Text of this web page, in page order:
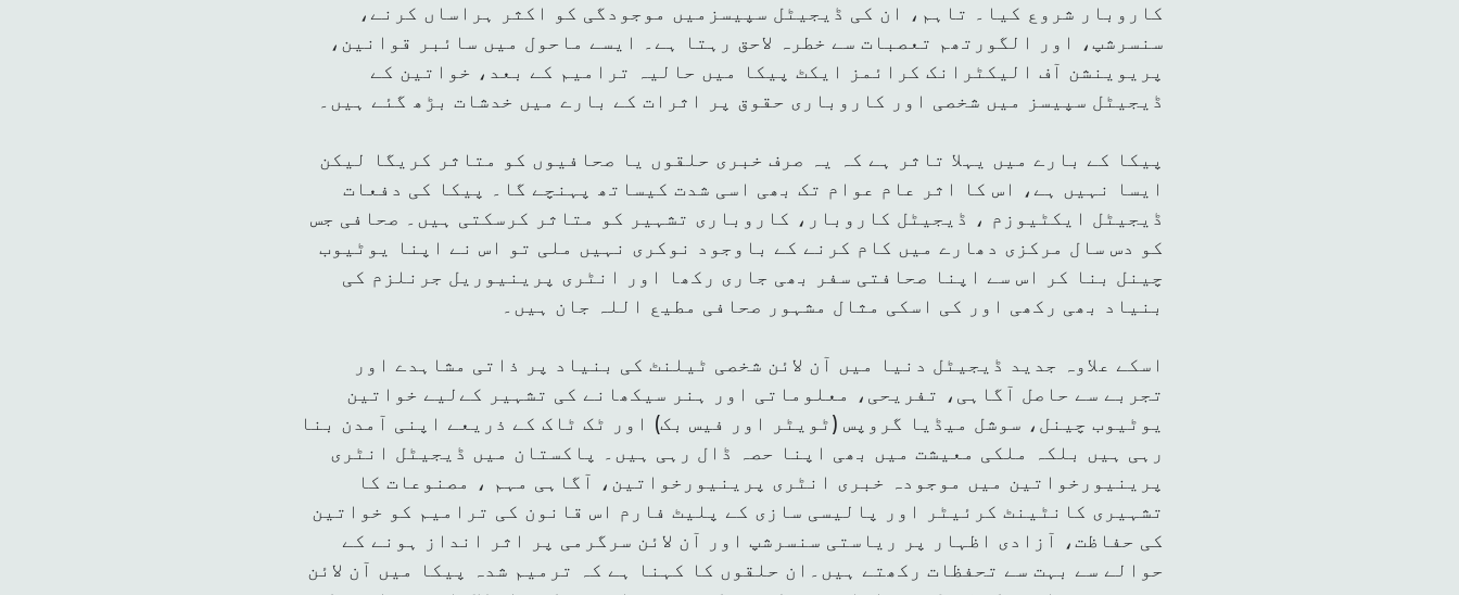
کاروبار شروع کیا۔ تاہم، ان کی ڈیجیٹل سپیسزمیں موجودگی کو اکثر ہراساں کرنے،
سنسرشپ، اور الگورتھم تعصبات سے خطرہ لاحق رہتا ہے۔ ایسے ماحول میں سائبر قوانین،
پریوینشن آف الیکٹرانک کرائمز ایکٹ پیکا میں حالیہ ترامیم کے بعد، خواتین کے
ڈیجیٹل سپیسز میں شخصی اور کاروباری حقوق پر اثرات کے بارے میں خدشات بڑھ گئے ہیں۔
پیکا کے بارے میں یہلا تاثر ہے کہ یہ صرف خبری حلقوں یا صحافیوں کو متاثر کریگا لیکن
ایسا نہیں ہے، اس کا اثر عام عوام تک بھی اسی شدت کیساتھ پہنچے گا۔ پیکا کی دفعات
ڈیجیٹل ایکٹیوزم ، ڈیجیٹل کاروبار، کاروباری تشہیر کو متاثر کرسکتی ہیں۔ صحافی جس
کو دس سال مرکزی دھارے میں کام کرنے کے باوجود نوکری نہیں ملی تو اس نے اپنا یوٹیوب
چینل بنا کر اس سے اپنا صحافتی سفر بھی جاری رکھا اور انٹری پرینیوریل جرنلزم کی
بنیاد بھی رکھی اور کی اسکی مثال مشہور صحافی مطیع اللہ جان ہیں۔
اسکے علاوہ جدید ڈیجیٹل دنیا میں آن لائن شخصی ٹیلنٹ کی بنیاد پر ذاتی مشاہدے اور
تجربے سے حاصل آگاہی، تفریحی، معلوماتی اور ہنر سیکھانے کی تشہیر کےلیے خواتین
یوٹیوب چینل، سوشل میڈیا گروپس (ٹویٹر اور فیس بک) اور ٹک ٹاک کے ذریعے اپنی آمدن بنا
رہی ہیں بلکہ ملکی معیشت میں بھی اپنا حصہ ڈال رہی ہیں۔ پاکستان میں ڈیجیٹل انٹری
پرینیورخواتین میں موجودہ خبری انٹری پرینیورخواتین، آگاہی مہم ، مصنوعات کا
تشہیری کانٹینٹ کرئیٹر اور پالیسی سازی کے پلیٹ فارم اس قانون کی ترامیم کو خواتین
کی حفاظت، آزادی اظہار پر ریاستی سنسرشپ اور آن لائن سرگرمی پر اثر انداز ہونے کے
حوالے سے بہت سے تحفظات رکھتے ہیں۔ان حلقوں کا کہنا ہے کہ ترمیم شدہ پیکا میں آن لائن